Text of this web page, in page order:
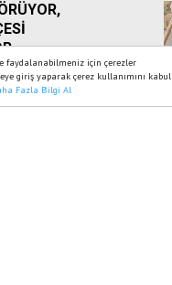
faydalanabilmeniz için çerezler
giriş yaparak çerez kullanımını kabul
Fazla Bilgi Al
Web TV